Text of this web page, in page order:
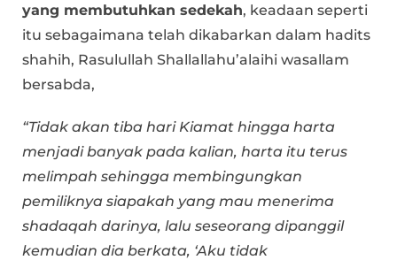
yang membutuhkan sedekah, keadaan seperti
itu sebagaimana telah dikabarkan dalam hadits
shahih, Rasulullah Shallallahu’alaihi wasallam
bersabda,
“Tidak akan tiba hari Kiamat hingga harta
menjadi banyak pada kalian, harta itu terus
melimpah sehingga membingungkan
pemiliknya siapakah yang mau menerima
shadaqah darinya, lalu seseorang dipanggil
kemudian dia berkata, ‘Aku tidak